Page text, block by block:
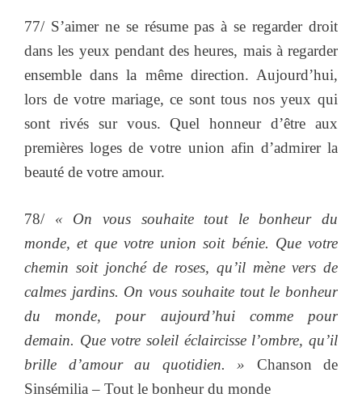
77/ S’aimer ne se résume pas à se regarder droit
dans les yeux pendant des heures, mais à regarder
ensemble dans la même direction. Aujourd’hui,
lors de votre mariage, ce sont tous nos yeux qui
sont rivés sur vous. Quel honneur d’être aux
premières loges de votre union afin d’admirer la
beauté de votre amour.
78/ « On vous souhaite tout le bonheur du
monde, et que votre union soit bénie. Que votre
chemin soit jonché de roses, qu’il mène vers de
calmes jardins. On vous souhaite tout le bonheur
du monde, pour aujourd’hui comme pour
demain. Que votre soleil éclaircisse l’ombre, qu’il
brille d’amour au quotidien. » Chanson de
Sinsémilia – Tout le bonheur du monde